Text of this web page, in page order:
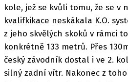
kole, jež se kvůli tomu, že se v
kvalifkikace neskákala K.O.
z jeho skvělých skoků v rámci
konkrétně 133 metrů. Přes
český závodník dostal i ve 2.
silný zadní vítr. Nakonec z